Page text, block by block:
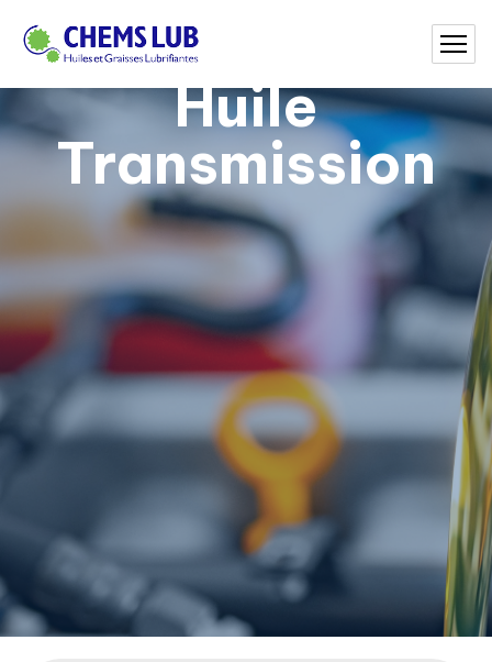
Huile
Transmission